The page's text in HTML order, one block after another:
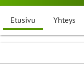
Etusivu Yhteys